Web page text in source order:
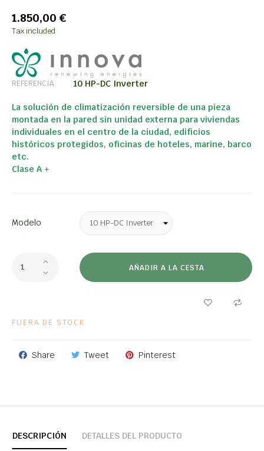
1.850,00 €
Tax included
REFERENCIA 10 HP-DC Inverter
La solución de climatización reversible de una pieza
montada en la pared sin unidad externa para viviendas
individuales en el centro de la ciudad, edificios
históricos protegidos, oficinas de hoteles, marine, barco
etc.
Clase A +
Modelo
AÑADIR A LA CESTA
FUERA DE STOCK
Share Tweet Pinterest
DESCRIPCIÓN DETALLES DEL PRODUCTO